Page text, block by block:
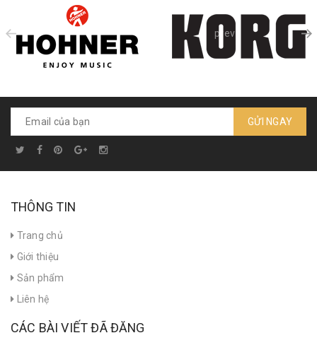
prev
GỬI NGAY
THÔNG TIN
Trang chủ
Giới thiệu
Sản phẩm
Liên hệ
CÁC BÀI VIẾT ĐÃ ĐĂNG